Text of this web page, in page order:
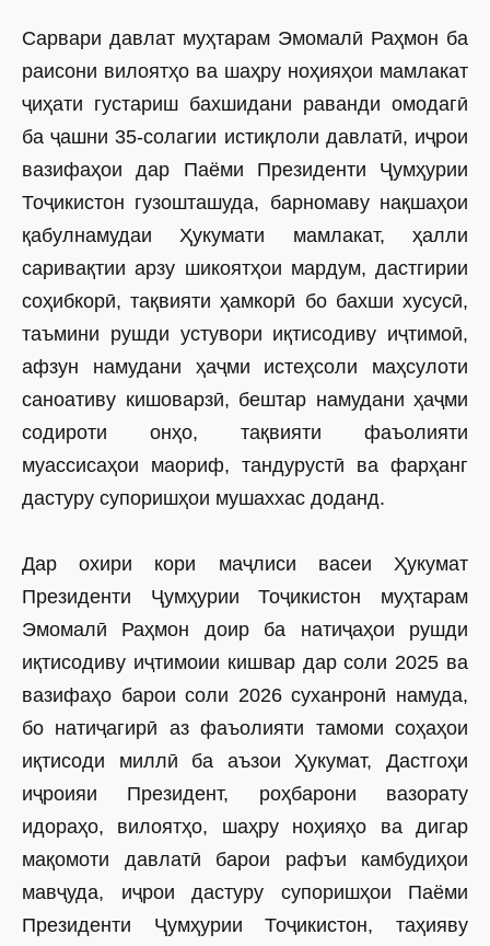
Сарвари давлат муҳтарам Эмомалӣ Раҳмон ба
раисони вилоятҳо ва шаҳру ноҳияҳои мамлакат
ҷиҳати густариш бахшидани раванди омодагӣ
ба ҷашни 35-солагии истиқлоли давлатӣ, иҷрои
вазифаҳои дар Паёми Президенти Ҷумҳурии
Тоҷикистон гузошташуда, барномаву нақшаҳои
қабулнамудаи Ҳукумати мамлакат, ҳалли
саривақтии арзу шикоятҳои мардум, дастгирии
соҳибкорӣ, тақвияти ҳамкорӣ бо бахши хусусӣ,
таъмини рушди устувори иқтисодиву иҷтимоӣ,
афзун намудани ҳаҷми истеҳсоли маҳсулоти
саноативу кишоварзӣ, бештар намудани ҳаҷми
содироти онҳо, тақвияти фаъолияти
муассисаҳои маориф, тандурустӣ ва фарҳанг
дастуру супоришҳои мушаххас доданд.
Дар охири кори маҷлиси васеи Ҳукумат
Президенти Ҷумҳурии Тоҷикистон муҳтарам
Эмомалӣ Раҳмон доир ба натиҷаҳои рушди
иқтисодиву иҷтимоии кишвар дар соли 2025 ва
вазифаҳо барои соли 2026 суханронӣ намуда,
бо натиҷагирӣ аз фаъолияти тамоми соҳаҳои
иқтисоди миллӣ ба аъзои Ҳукумат, Дастгоҳи
иҷроияи Президент, роҳбарони вазорату
идораҳо, вилоятҳо, шаҳру ноҳияҳо ва дигар
мақомоти давлатӣ барои рафъи камбудиҳои
мавҷуда, иҷрои дастуру супоришҳои Паёми
Президенти Ҷумҳурии Тоҷикистон, таҳияву